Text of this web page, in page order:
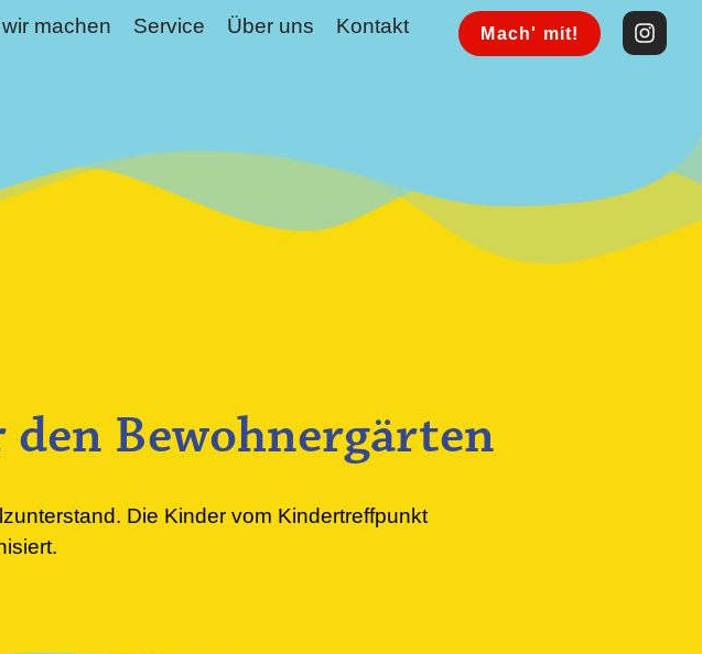
machen Service Über uns Kontakt Mach' mit!
Bewohnergärten
Die Kinder vom Kindertreffpunkt